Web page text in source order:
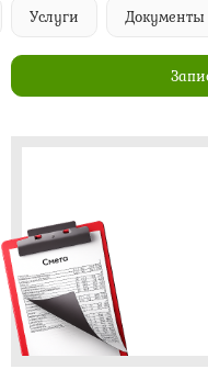
Услуги Документы